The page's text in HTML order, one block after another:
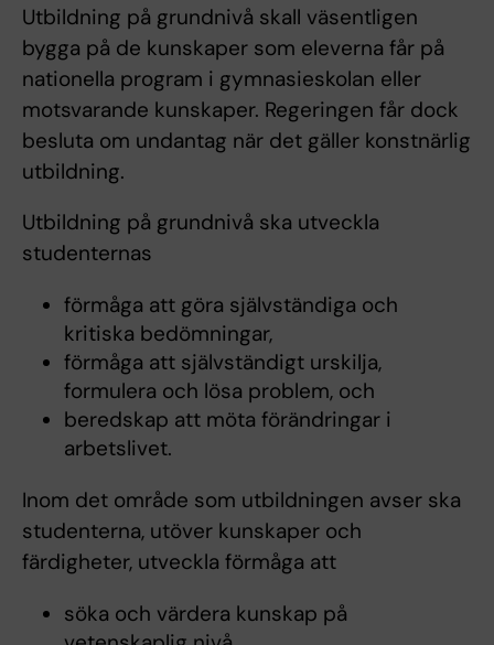
Utbildning på grundnivå skall väsentligen
bygga på de kunskaper som eleverna får på
nationella program i gymnasieskolan eller
motsvarande kunskaper. Regeringen får dock
besluta om undantag när det gäller konstnärlig
utbildning.
Utbildning på grundnivå ska utveckla
studenternas
förmåga att göra självständiga och
kritiska bedömningar,
förmåga att självständigt urskilja,
formulera och lösa problem, och
beredskap att möta förändringar i
arbetslivet.
Inom det område som utbildningen avser ska
studenterna, utöver kunskaper och
färdigheter, utveckla förmåga att
söka och värdera kunskap på